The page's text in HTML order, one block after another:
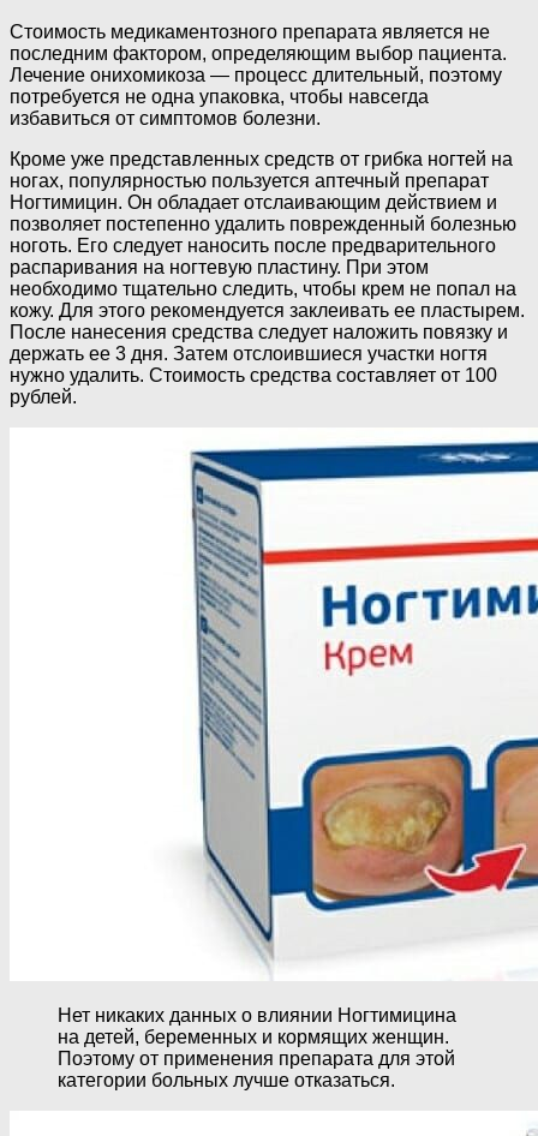
Стоимость медикаментозного препарата является не
последним фактором, определяющим выбор пациента.
Лечение онихомикоза — процесс длительный, поэтому
потребуется не одна упаковка, чтобы навсегда
избавиться от симптомов болезни.
Кроме уже представленных средств от грибка ногтей на
ногах, популярностью пользуется аптечный препарат
Ногтимицин. Он обладает отслаивающим действием и
позволяет постепенно удалить поврежденный болезнью
ноготь. Его следует наносить после предварительного
распаривания на ногтевую пластину. При этом
необходимо тщательно следить, чтобы крем не попал на
кожу. Для этого рекомендуется заклеивать ее пластырем.
После нанесения средства следует наложить повязку и
держать ее 3 дня. Затем отслоившиеся участки ногтя
нужно удалить. Стоимость средства составляет от 100
рублей.
Нет никаких данных о влиянии Ногтимицина
на детей, беременных и кормящих женщин.
Поэтому от применения препарата для этой
категории больных лучше отказаться.